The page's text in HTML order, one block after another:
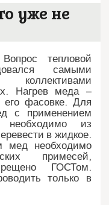
уже не
тепловой
самыми
Нагрев меда –
его фасовке. Для
с применением
из
в жидкое.
мед необходимо
примесей,
ГОСТом.
только в